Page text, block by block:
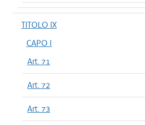
TITOLO IX
CAPO I
Art. 71
Art. 72
Art. 73